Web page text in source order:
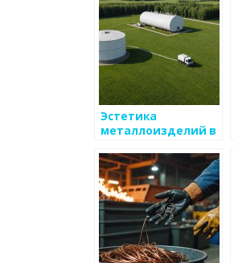
Эстетика
металлоизделий в